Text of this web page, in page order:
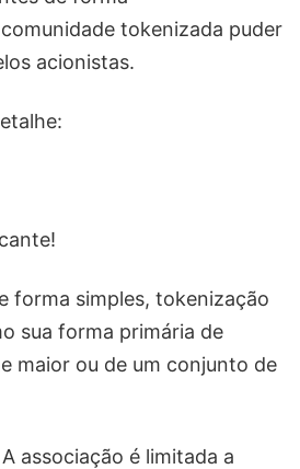
tokenizada puder
acionistas.
forma simples, tokenização
sua forma primária de
maior ou de um conjunto de
associação é limitada a